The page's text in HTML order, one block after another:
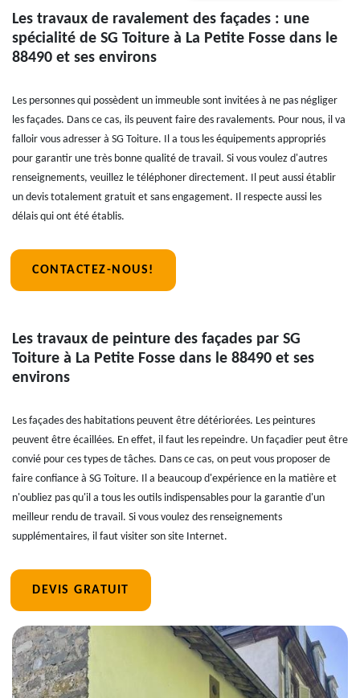
Les travaux de ravalement des façades : une
spécialité de SG Toiture à La Petite Fosse dans le
88490 et ses environs
Les personnes qui possèdent un immeuble sont invitées à ne pas négliger
les façades. Dans ce cas, ils peuvent faire des ravalements. Pour nous, il va
falloir vous adresser à SG Toiture. Il a tous les équipements appropriés
pour garantir une très bonne qualité de travail. Si vous voulez d'autres
renseignements, veuillez le téléphoner directement. Il peut aussi établir
un devis totalement gratuit et sans engagement. Il respecte aussi les
délais qui ont été établis.
CONTACTEZ-NOUS!
Les travaux de peinture des façades par SG
Toiture à La Petite Fosse dans le 88490 et ses
environs
Les façades des habitations peuvent être détériorées. Les peintures
peuvent être écaillées. En effet, il faut les repeindre. Un façadier peut être
convié pour ces types de tâches. Dans ce cas, on peut vous proposer de
faire confiance à SG Toiture. Il a beaucoup d'expérience en la matière et
n'oubliez pas qu'il a tous les outils indispensables pour la garantie d'un
meilleur rendu de travail. Si vous voulez des renseignements
supplémentaires, il faut visiter son site Internet.
DEVIS GRATUIT